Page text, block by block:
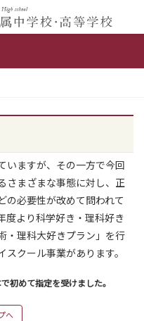
いますが、その一方で今回
さまざまな事態に対し、正
の必要性が改めて問われて
度より科学好き・理科好き
・理科大好きプラン」を行
クール事業があります。
初めて指定を受けました。
へ